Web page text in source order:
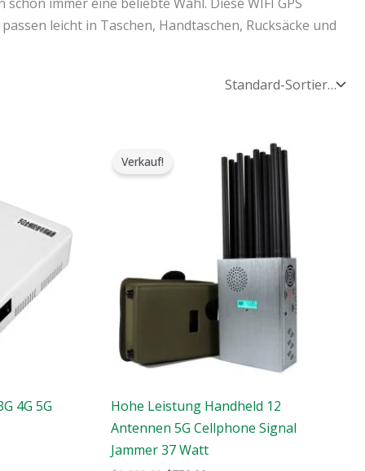
leicht in Taschen, Handtaschen, Rucksäcke und
4G 5G
Verkauf!
Hohe Leistung Handheld 12
Antennen 5G Cellphone Signal
Jammer 37 Watt
ursprüngliche
aktuelle
Preis
$759.99.